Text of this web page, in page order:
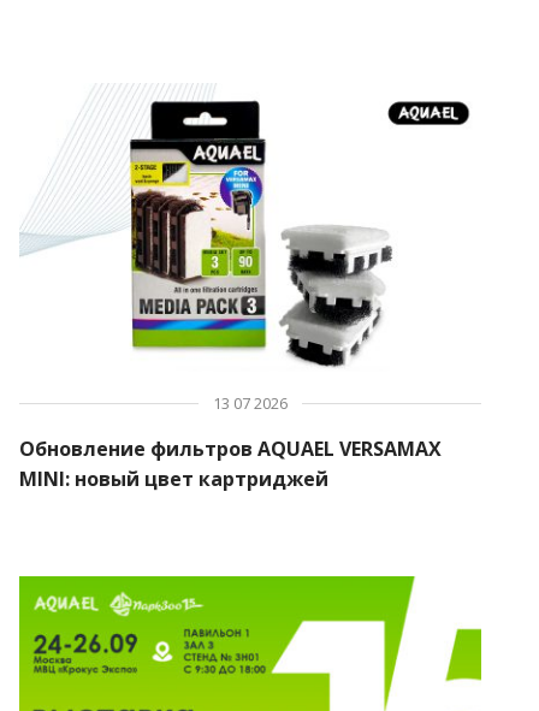
13 07 2026
Обновление фильтров AQUAEL VERSAMAX
MINI: новый цвет картриджей